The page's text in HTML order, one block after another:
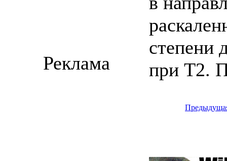
степени
при Т2.
Реклама